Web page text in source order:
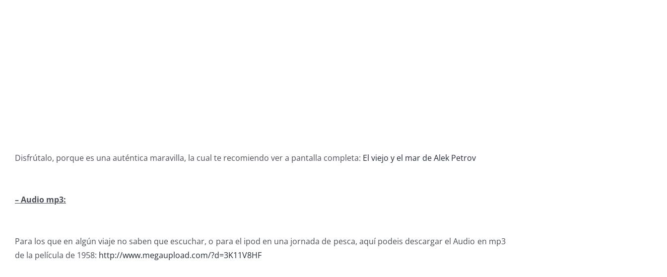
Disfrútalo, porque es una auténtica maravilla, la cual te recomiendo ver a pantalla completa: El viejo y el mar de Alek Petrov
– Audio mp3:
Para los que en algún viaje no saben que escuchar, o para el ipod en una jornada de pesca, aquí podeis descargar el Audio en mp3
de la película de 1958: http://www.megaupload.com/?d=3K11V8HF